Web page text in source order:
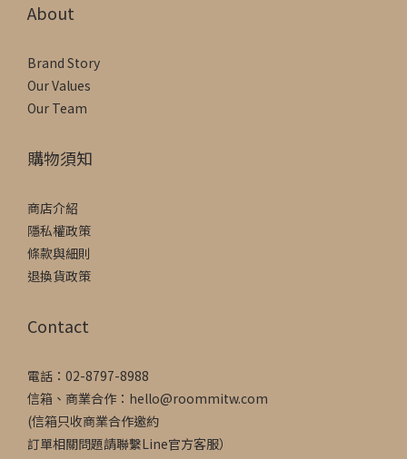
About
Brand Story
Our Values
Our Team
購物須知
商店介紹
隱私權政策
條款與細則
退換貨政策
Contact
電話：02-8797-8988
信箱、商業合作：hello@roommitw.com
(信箱只收商業合作邀約
訂單相關問題請聯繫Line官方客服）